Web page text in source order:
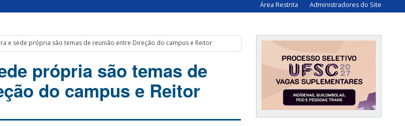
Área Restrita Administradores do Site
e sede própria são temas de reunião entre Direção do campus e Reitor
própria são temas de
do campus e Reitor